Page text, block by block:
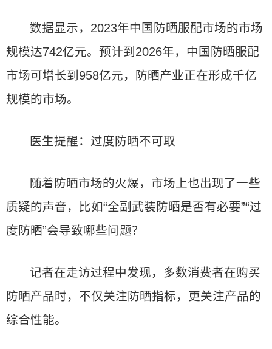
数据显示，2023年中国防晒服配市场的市场
规模达742亿元。预计到2026年，中国防晒服配
市场可增长到958亿元，防晒产业正在形成千亿
规模的市场。
医生提醒：过度防晒不可取
随着防晒市场的火爆，市场上也出现了一些
质疑的声音，比如“全副武装防晒是否有必要”“过
度防晒”会导致哪些问题？
记者在走访过程中发现，多数消费者在购买
防晒产品时，不仅关注防晒指标，更关注产品的
综合性能。